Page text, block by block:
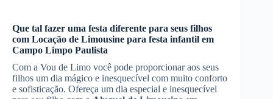
Que tal fazer uma festa diferente para seus filhos
com Locação de Limousine para festa infantil em
Campo Limpo Paulista
Com a Vou de Limo você pode proporcionar aos seus
filhos um dia mágico e inesquecível com muito conforto
e sofisticação. Ofereça um dia especial e inesquecível